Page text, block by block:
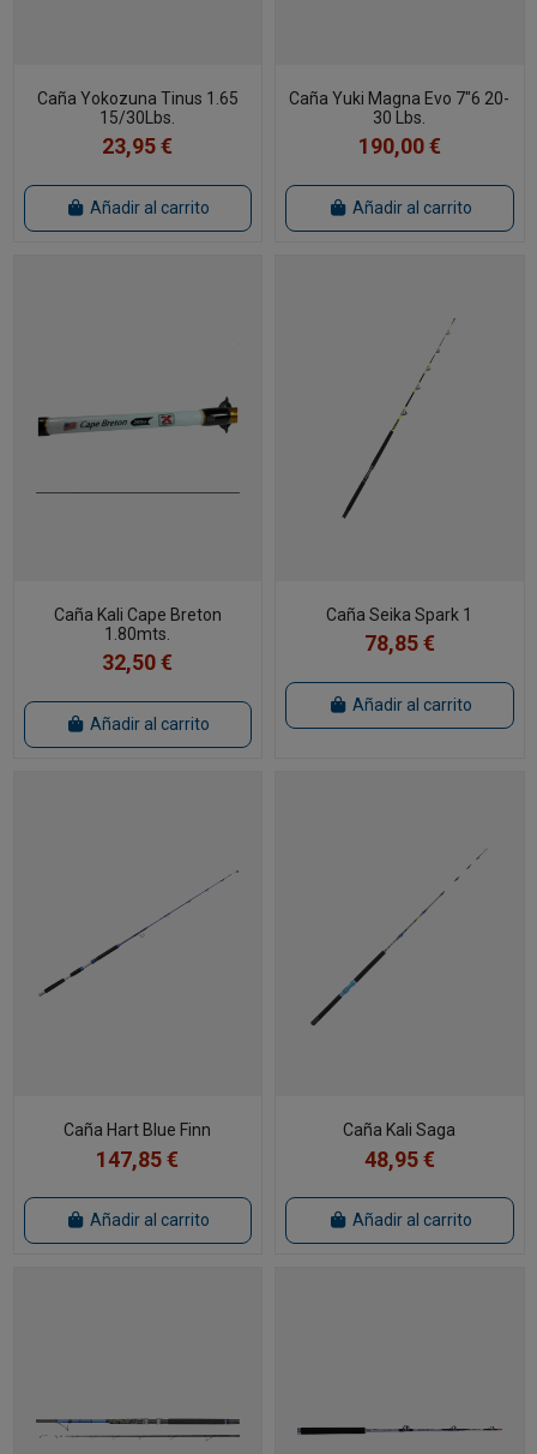
Caña Yokozuna Tinus 1.65
15/30Lbs.
23,95 €
Añadir al carrito
Caña Yuki Magna Evo 7"6 20-
30 Lbs.
190,00 €
Añadir al carrito
Caña Kali Cape Breton
1.80mts.
32,50 €
Añadir al carrito
Caña Seika Spark 1
78,85 €
Añadir al carrito
Caña Hart Blue Finn
147,85 €
Añadir al carrito
Caña Kali Saga
48,95 €
Añadir al carrito